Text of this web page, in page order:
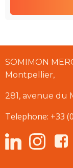
SOMIMON
Montpellier,
281, avenue du
Telephone: +33